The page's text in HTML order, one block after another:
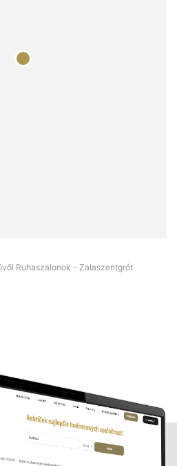
Ruhaszalonok - Zalaszentgrót